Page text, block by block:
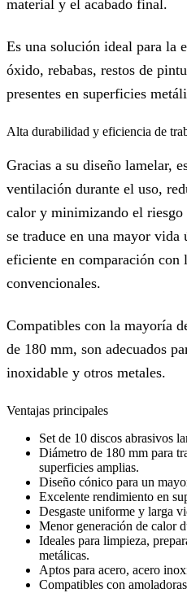
material y el acabado final.
Es una solución ideal para la
óxido, rebabas, restos de
presentes en superficies
Alta durabilidad y eficiencia de
Gracias a su diseño lamelar,
ventilación durante el uso,
calor y minimizando el riesgo
se traduce en una mayor
eficiente en comparación con
convencionales.
Compatibles con la mayoría
de 180 mm, son adecuados
inoxidable y otros metales.
Ventajas principales
Set de 10 discos abrasivos
Diámetro de 180 mm para
superficies amplias.
Diseño cónico para un
Excelente rendimiento en
Desgaste uniforme y larga
Menor generación de calor
Ideales para limpieza,
metálicas.
Aptos para acero, acero
Compatibles con